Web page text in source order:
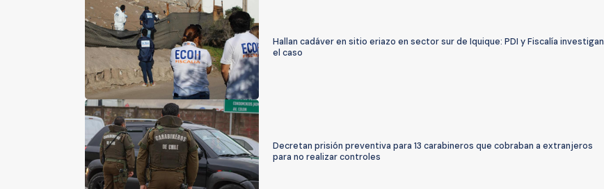
Hallan cadáver en sitio eriazo en sector sur de Iquique: PDI y Fiscalía investigan
el caso
Decretan prisión preventiva para 13 carabineros que cobraban a extranjeros
para no realizar controles